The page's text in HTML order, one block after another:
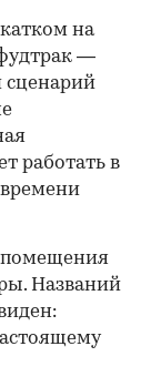
на
—
сценарий
работать в
помещения
Названий